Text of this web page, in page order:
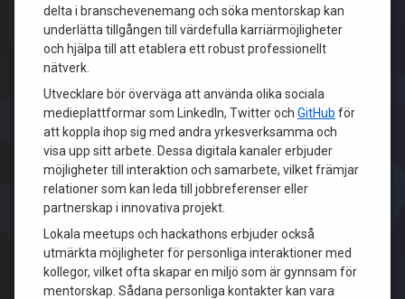
delta i branschevenemang och söka mentorskap kan
underlätta tillgången till värdefulla karriärmöjligheter
och hjälpa till att etablera ett robust professionellt
nätverk.
Utvecklare bör överväga att använda olika sociala
medieplattformar som LinkedIn, Twitter och GitHub för
att koppla ihop sig med andra yrkesverksamma och
visa upp sitt arbete. Dessa digitala kanaler erbjuder
möjligheter till interaktion och samarbete, vilket främjar
relationer som kan leda till jobbreferenser eller
partnerskap i innovativa projekt.
Lokala meetups och hackathons erbjuder också
utmärkta möjligheter för personliga interaktioner med
kollegor, vilket ofta skapar en miljö som är gynnsam för
mentorskap. Sådana personliga kontakter kan vara